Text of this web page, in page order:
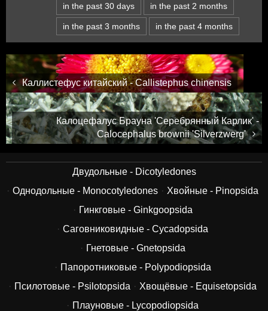
in the past 30 days in the past 2 months
in the past 3 months in the past 4 months
Каллистефус китайский - Callistephus chinensis
Калоцефалус Брауна 'Серебрянный Карлик' -
Calocephalus brownii 'Silverzwerg'
Двудольные - Dicotyledones
Однодольные - Monocotyledones
Хвойные - Pinopsida
Гинкговые - Ginkgoopsida
Саговниковидные - Cycadopsida
Гнетовые - Gnetopsida
Папоротниковые - Polypodiopsida
Псилотовые - Psilotopsida
Хвощёвые - Equisetopsida
Плауновые - Lycopodiopsida